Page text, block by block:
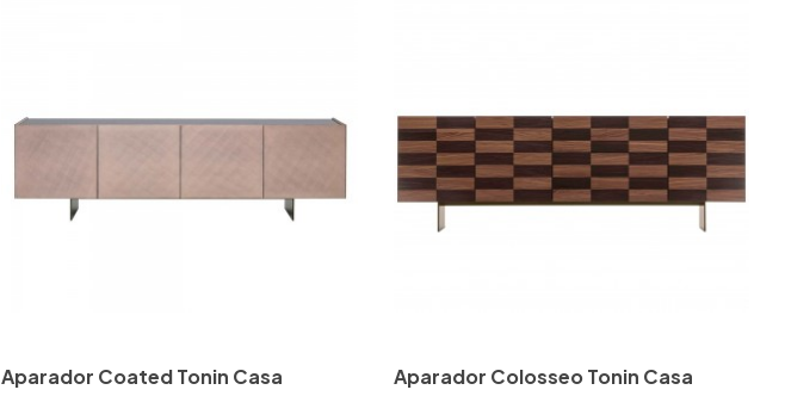
Aparador Coated Tonin Casa
Aparador Colosseo Tonin Casa